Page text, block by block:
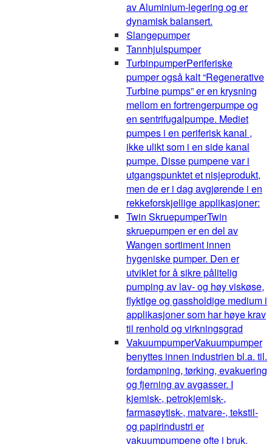
av Aluminium-legering og er
dynamisk balansert.
Slangepumper
Tannhjulspumper
TurbinpumperPeriferiske
pumper også kalt “Regenerative
Turbine pumps” er en krysning
mellom en fortrengerpumpe og
en sentrifugalpumpe. Mediet
pumpes i en periferisk kanal ,
ikke ulikt som i en side kanal
pumpe. Disse pumpene var i
utgangspunktet et nisjeprodukt,
men de er i dag avgjørende i en
rekkeforskjellige applikasjoner:
Twin SkruepumperTwin
skruepumpen er en del av
Wangen sortiment innen
hygeniske pumper. Den er
utviklet for å sikre pålitelig
pumping av lav- og høy viskøse,
flyktige og gassholdige medium i
applikasjoner som har høye krav
til renhold og virkningsgrad
VakuumpumperVakuumpumper
benyttes innen industrien bl.a. til.
fordampning, tørking, evakuering
og fjerning av avgasser. I
kjemisk-, petrokjemisk-,
farmasøytisk-, matvare-, tekstil-
og papirindustri er
vakuumpumpene ofte i bruk.